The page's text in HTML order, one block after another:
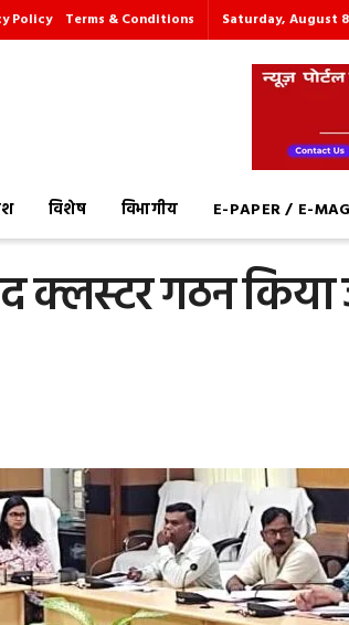
Policy Terms & Conditions Saturday, August
विशेष विभागीय E-PAPER / E-
क्लस्टर गठन